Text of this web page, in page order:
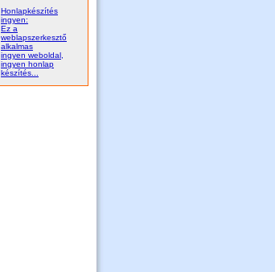
Honlapkészítés
ingyen:
Ez a
weblapszerkesztő
alkalmas
ingyen weboldal,
ingyen honlap
készítés...